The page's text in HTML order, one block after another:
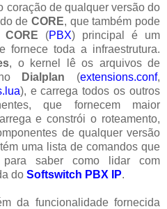
coração de qualquer versão do
deCORE, que também pode
CORE (PBX) principal é um
fornece toda a infraestrutura.
, o kernel lê os arquivos de
Dialplan (extensions.conf,
), e carrega todos os outros
que fornecem maior
e constrói o roteamento,
de qualquer versão
uma lista de comandos que
saber como lidar com
do Softswitch PBX IP.
da funcionalidade fornecida